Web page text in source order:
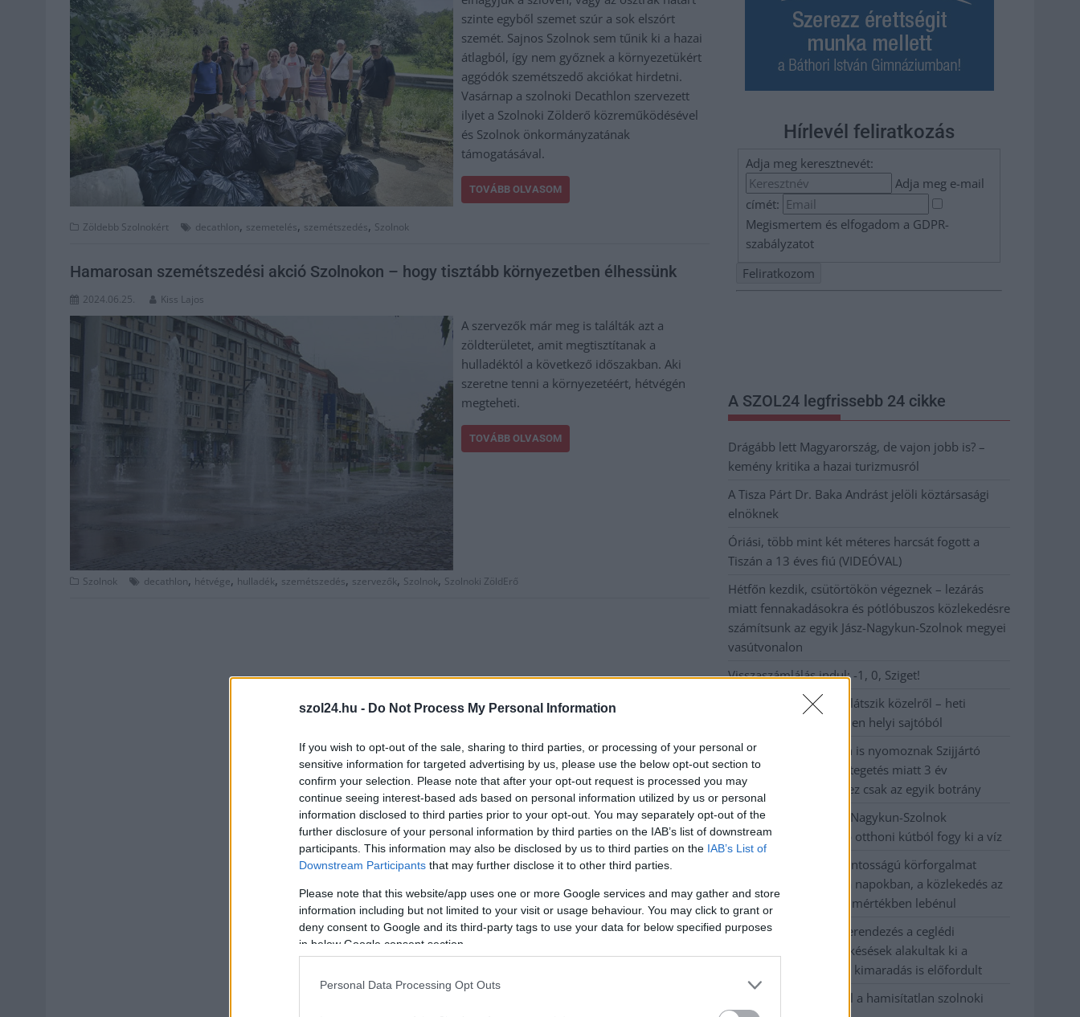
szol24.hu - Do Not Process My Personal Information
If you wish to opt-out of the sale, sharing to third parties, or processing of your personal or
sensitive information for targeted advertising by us, please use the below opt-out section to
confirm your selection. Please note that after your opt-out request is processed you may
continue seeing interest-based ads based on personal information utilized by us or personal
information disclosed to third parties prior to your opt-out. You may separately opt-out of the
further disclosure of your personal information by third parties on the IAB’s list of downstream
participants. This information may also be disclosed by us to third parties on the IAB’s List of
Downstream Participants that may further disclose it to other third parties.
Please note that this website/app uses one or more Google services and may gather and store
information including but not limited to your visit or usage behaviour. You may click to grant or
deny consent to Google and its third-party tags to use your data for below specified purposes
in below Google consent section.
Personal Data Processing Opt Outs
szinte egyből szemet szúr a sok elszórt
szemét. Sajnos Szolnok sem tűnik ki a hazai
átlagból, így nem győznek a környezetükért
aggódók szemétszedő akciókat hirdetni.
Vasárnap a szolnoki Decathlon szervezett
ilyet a Szolnoki Zölderő közreműködésével
és Szolnok önkormányzatának
támogatásával.
TOVÁBB OLVASOM
Zöldebb Szolnokért decathlon, szemetelés, szemétszedés, Szolnok
Hamarosan szemétszedési akció Szolnokon – hogy tisztább környezetben élhessünk
2024.06.25. Kiss Lajos
A szervezők már meg is találták azt a
zöldterületet, amit megtisztítanak a
hulladéktól a következő időszakban. Aki
szeretne tenni a környezetéért, hétvégén
megteheti.
TOVÁBB OLVASOM
Szolnok decathlon, hétvége, hulladék, szemétszedés, szervezők, Szolnok, Szolnoki ZöldErő
Hírlevél feliratkozás
Adja meg keresztnevét:
Adja meg e-mail
címét:
Megismertem és elfogadom a GDPR-
szabályzatot
A SZOL24 legfrissebb 24 cikke
Drágább lett Magyarország, de vajon jobb is? –
kemény kritika a hazai turizmusról
A Tisza Párt Dr. Baka Andrást jelöli köztársasági
elnöknek
Óriási, több mint két méteres harcsát fogott a
Tiszán a 13 éves fiú (VIDEÓVAL)
Hétfőn kezdik, csütörtökön végeznek – lezárás
miatt fennakadásokra és pótlóbuszos közlekedésre
számítsunk az egyik Jász-Nagykun-Szolnok megyei
vasútvonalon
Visszaszámlálás indul: -1, 0, Sziget!
Magyarország jobban látszik közelről – heti
médiaszemle a független helyi sajtóból
Már magasabb szinten is nyomoznak Szijjártó
büntetőügyében, vesztegetés miatt 3 év
letöltendőt kaphat és ez csak az egyik botrány
Problémák egész Jász-Nagykun-Szolnok
megyében: egyre több otthoni kútból fogy ki a víz
Szolnokon egy kulcsfontosságú körforgalmat
részlegesen lezárnak a napokban, a közlekedés az
átlagost is meghaladó mértékben lebénul
Elromlott a biztosítóberendezés a ceglédi
vasútvonalon, alapos késések alakultak ki a
menetrendhez képest, kimaradás is előfordult
Ön szerint hogy készül a hamisítatlan szolnoki